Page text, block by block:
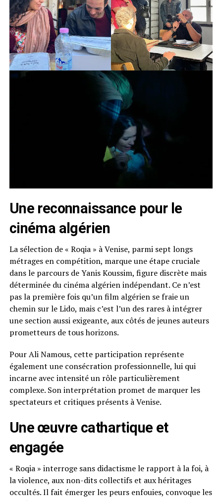
Une reconnaissance pour le
cinéma algérien
La sélection de « Roqia » à Venise, parmi sept longs
métrages en compétition, marque une étape cruciale
dans le parcours de Yanis Koussim, figure discrète mais
déterminée du cinéma algérien indépendant. Ce n’est
pas la première fois qu’un film algérien se fraie un
chemin sur le Lido, mais c’est l’un des rares à intégrer
une section aussi exigeante, aux côtés de jeunes auteurs
prometteurs de tous horizons.
Pour Ali Namous, cette participation représente
également une consécration professionnelle, lui qui
incarne avec intensité un rôle particulièrement
complexe. Son interprétation promet de marquer les
spectateurs et critiques présents à Venise.
Une œuvre cathartique et
engagée
« Roqia » interroge sans didactisme le rapport à la foi, à
la violence, aux non-dits collectifs et aux héritages
occultés. Il fait émerger les peurs enfouies, convoque les